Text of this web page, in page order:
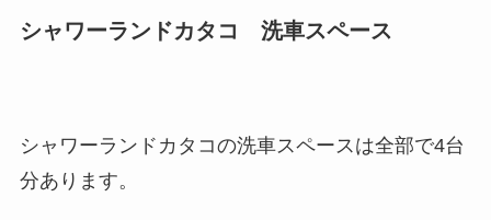
シャワーランドカタコ 洗車スペース
シャワーランドカタコの洗車スペースは全部で4台
分あります。